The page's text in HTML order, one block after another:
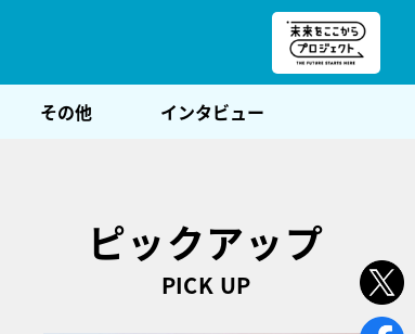
その他 インタビュー
ピックアップ
PICK UP